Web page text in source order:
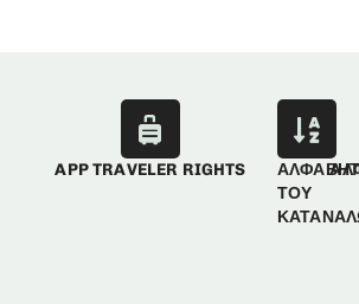
APP TRAVELER RIGHTS
ΤΟΥ